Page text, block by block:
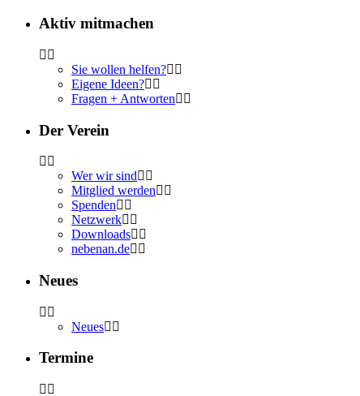
Aktiv mitmachen
Sie wollen helfen?
Eigene Ideen?
Fragen + Antworten
Der Verein
Wer wir sind
Mitglied werden
Spenden
Netzwerk
Downloads
nebenan.de
Neues
Neues
Termine